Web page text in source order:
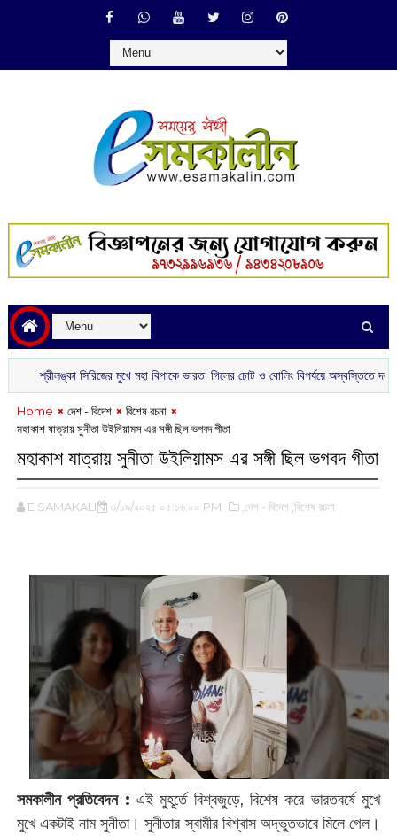
সিরিজের মুখে মহা বিপাকে ভারত: গিলের চোট ও বোলিং বিপর্যয়ে অস্বস্তিতে দল
Home দেশ - বিদেশ
বিশেষ রচনা
মহাকাশ যাত্রায় সুনীতা উইলিয়ামস এর সঙ্গী ছিল ভগবদ গীতা
মহাকাশ যাত্রায় সুনীতা উইলিয়ামস এর সঙ্গী ছিল ভগবদ গীতা
E SAMAKALIN ৩/১৯/২০২৫ ০৫:১৬:০০ PM ,দেশ - বিদেশ ,বিশেষ রচনা
সমকালীন প্রতিবেদন : ‌এই মুহূর্তে বিশ্বজুড়ে, বিশেষ করে ভারতবর্ষে মুখে
মুখে একটাই নাম সুনীতা। সুনীতার স্বামীর বিশ্বাস অদ্ভুতভাবে মিলে গেল।